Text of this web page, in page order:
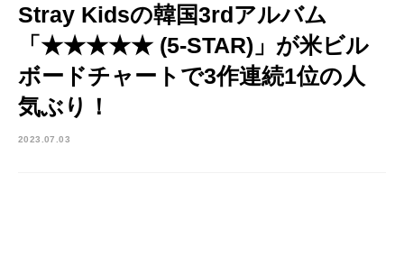
Stray Kidsの韓国3rdアルバム
「★★★★★ (5-STAR)」が米ビル
ボードチャートで3作連続1位の人
気ぶり！
2023.07.03